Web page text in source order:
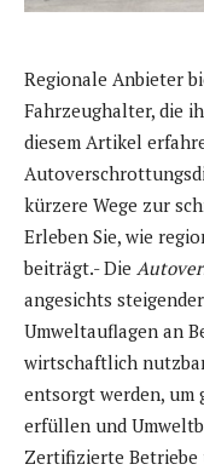
Regionale Anbieter
Fahrzeughalter, die
diesem Artikel
kürzere Wege zur
Erleben Sie, wie
beiträgt.- Die
angesichts
Umweltauflagen an
wirtschaftlich
entsorgt werden, um
erfüllen und
Zertifizierte Betriebe